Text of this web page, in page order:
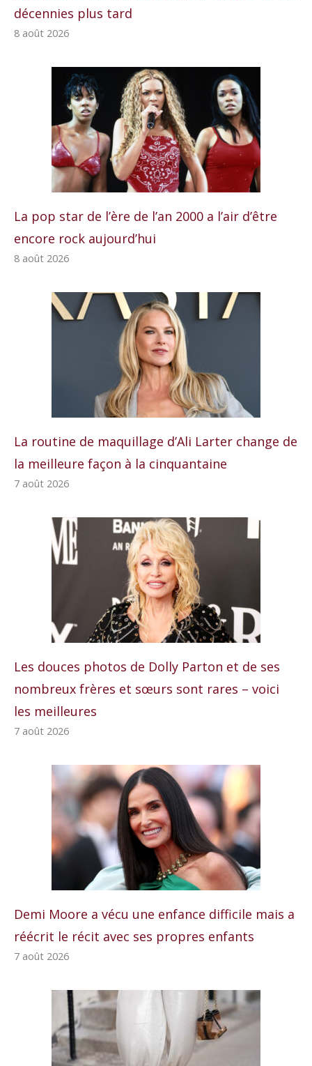
décennies plus tard
8 août 2026
La pop star de l’ère de l’an 2000 a l’air d’être
encore rock aujourd’hui
8 août 2026
La routine de maquillage d’Ali Larter change de
la meilleure façon à la cinquantaine
7 août 2026
Les douces photos de Dolly Parton et de ses
nombreux frères et sœurs sont rares – voici
les meilleures
7 août 2026
Demi Moore a vécu une enfance difficile mais a
réécrit le récit avec ses propres enfants
7 août 2026